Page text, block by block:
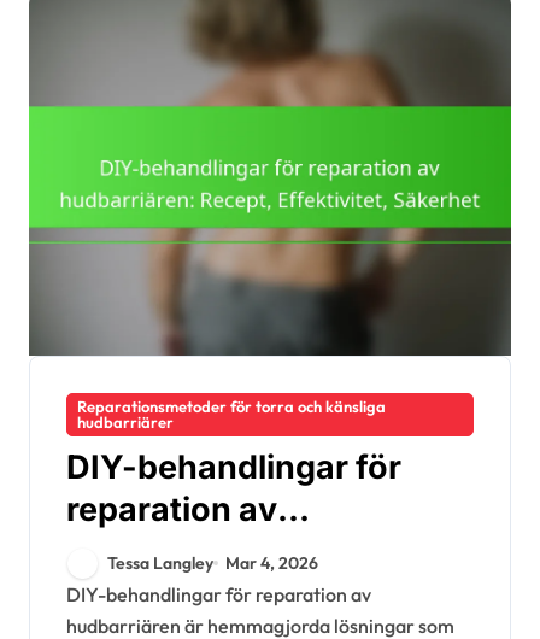
Reparationsmetoder för torra och känsliga
hudbarriärer
DIY-behandlingar för
reparation av
hudbarriären: Recept,
Effektivitet, Säkerhet
Tessa Langley Mar 4, 2026
DIY-behandlingar för reparation av
hudbarriären är hemmagjorda lösningar som